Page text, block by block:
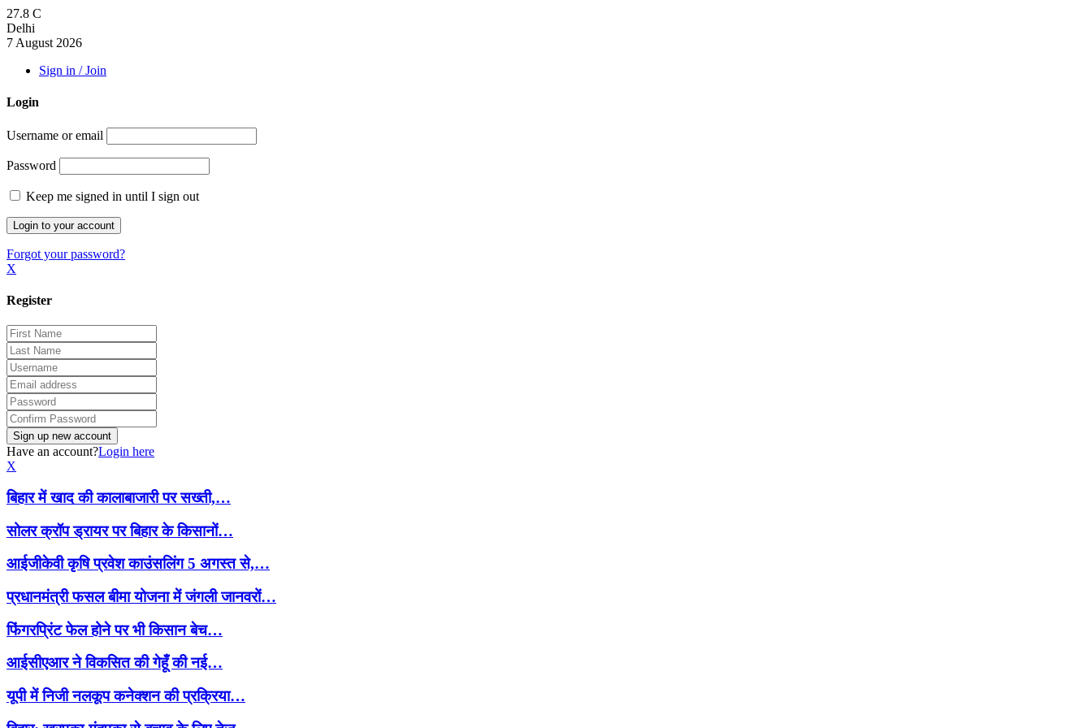
27.8 C
Delhi
7 August 2026
Sign in / Join
Login
Username or email
Password
Keep me signed in until I sign out
Forgot your password?
X
Register
Have an account?Login here
X
बिहार में खाद की कालाबाजारी पर सख्ती,…
सोलर क्रॉप ड्रायर पर बिहार के किसानों…
आईजीकेवी कृषि प्रवेश काउंसलिंग 5 अगस्त से,…
प्रधानमंत्री फसल बीमा योजना में जंगली जानवरों…
फिंगरप्रिंट फेल होने पर भी किसान बेच…
आईसीएआर ने विकसित की गेहूँ की नई…
यूपी में निजी नलकूप कनेक्शन की प्रक्रिया…